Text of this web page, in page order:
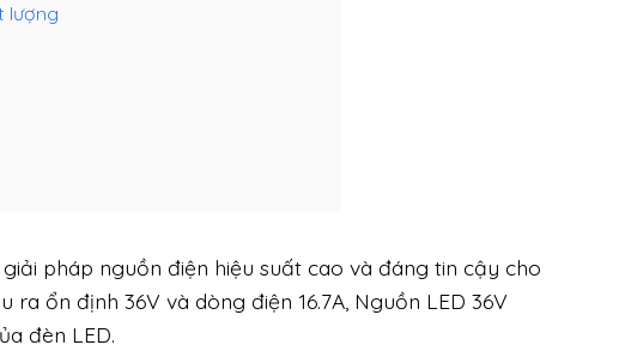
lượng
pháp nguồn điện hiệu suất cao và đáng tin cậy cho
ổn định 36V và dòng điện 16.7A, Nguồn LED 36V
đèn LED.